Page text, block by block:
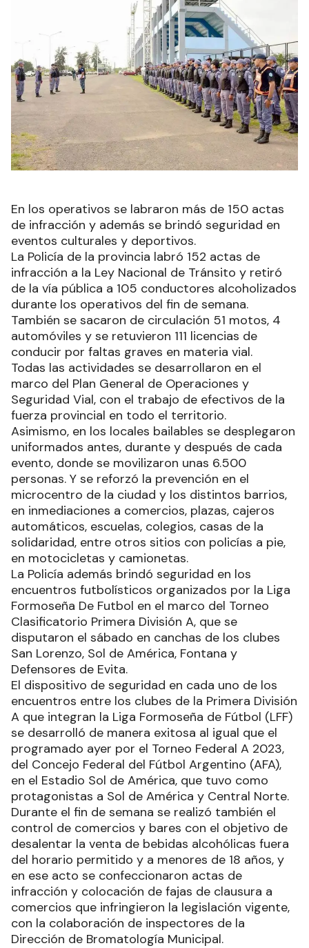
En los operativos se labraron más de 150 actas
de infracción y además se brindó seguridad en
eventos culturales y deportivos.
La Policía de la provincia labró 152 actas de
infracción a la Ley Nacional de Tránsito y retiró
de la vía pública a 105 conductores alcoholizados
durante los operativos del fin de semana.
También se sacaron de circulación 51 motos, 4
automóviles y se retuvieron 111 licencias de
conducir por faltas graves en materia vial.
Todas las actividades se desarrollaron en el
marco del Plan General de Operaciones y
Seguridad Vial, con el trabajo de efectivos de la
fuerza provincial en todo el territorio.
Asimismo, en los locales bailables se desplegaron
uniformados antes, durante y después de cada
evento, donde se movilizaron unas 6.500
personas. Y se reforzó la prevención en el
microcentro de la ciudad y los distintos barrios,
en inmediaciones a comercios, plazas, cajeros
automáticos, escuelas, colegios, casas de la
solidaridad, entre otros sitios con policías a pie,
en motocicletas y camionetas.
La Policía además brindó seguridad en los
encuentros futbolísticos organizados por la Liga
Formoseña De Futbol en el marco del Torneo
Clasificatorio Primera División A, que se
disputaron el sábado en canchas de los clubes
San Lorenzo, Sol de América, Fontana y
Defensores de Evita.
El dispositivo de seguridad en cada uno de los
encuentros entre los clubes de la Primera División
A que integran la Liga Formoseña de Fútbol (LFF)
se desarrolló de manera exitosa al igual que el
programado ayer por el Torneo Federal A 2023,
del Concejo Federal del Fútbol Argentino (AFA),
en el Estadio Sol de América, que tuvo como
protagonistas a Sol de América y Central Norte.
Durante el fin de semana se realizó también el
control de comercios y bares con el objetivo de
desalentar la venta de bebidas alcohólicas fuera
del horario permitido y a menores de 18 años, y
en ese acto se confeccionaron actas de
infracción y colocación de fajas de clausura a
comercios que infringieron la legislación vigente,
con la colaboración de inspectores de la
Dirección de Bromatología Municipal.